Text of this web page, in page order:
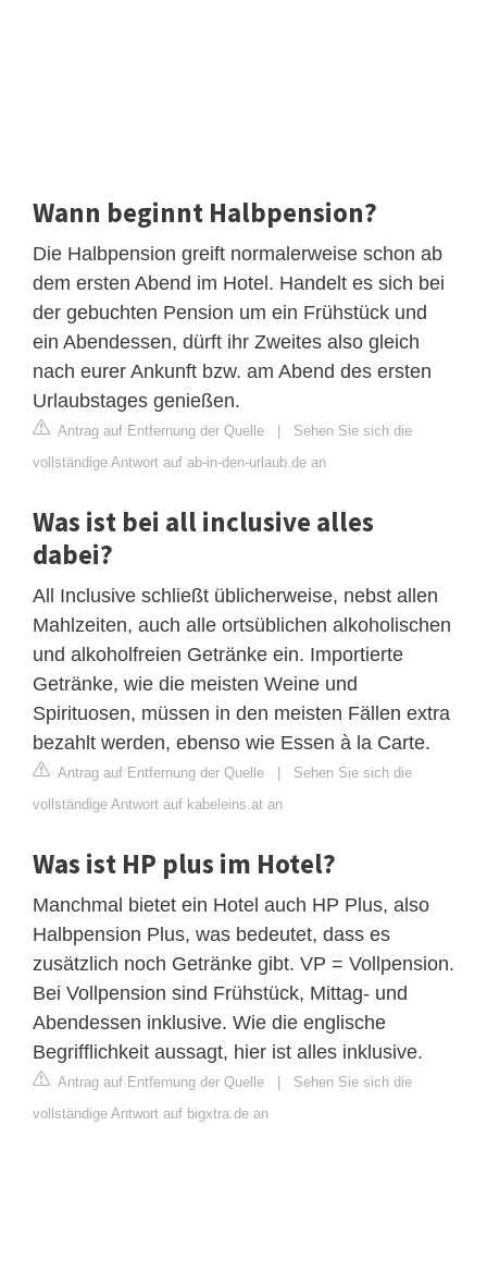
Wann beginnt Halbpension?
Die Halbpension greift normalerweise schon ab
dem ersten Abend im Hotel. Handelt es sich bei
der gebuchten Pension um ein Frühstück und
ein Abendessen, dürft ihr Zweites also gleich
nach eurer Ankunft bzw. am Abend des ersten
Urlaubstages genießen.
Antrag auf Entfernung der Quelle | Sehen Sie sich die
vollständige Antwort auf ab-in-den-urlaub.de an
Was ist bei all inclusive alles
dabei?
All Inclusive schließt üblicherweise, nebst allen
Mahlzeiten, auch alle ortsüblichen alkoholischen
und alkoholfreien Getränke ein. Importierte
Getränke, wie die meisten Weine und
Spirituosen, müssen in den meisten Fällen extra
bezahlt werden, ebenso wie Essen à la Carte.
Antrag auf Entfernung der Quelle | Sehen Sie sich die
vollständige Antwort auf kabeleins.at an
Was ist HP plus im Hotel?
Manchmal bietet ein Hotel auch HP Plus, also
Halbpension Plus, was bedeutet, dass es
zusätzlich noch Getränke gibt. VP = Vollpension.
Bei Vollpension sind Frühstück, Mittag- und
Abendessen inklusive. Wie die englische
Begrifflichkeit aussagt, hier ist alles inklusive.
Antrag auf Entfernung der Quelle | Sehen Sie sich die
vollständige Antwort auf bigxtra.de an